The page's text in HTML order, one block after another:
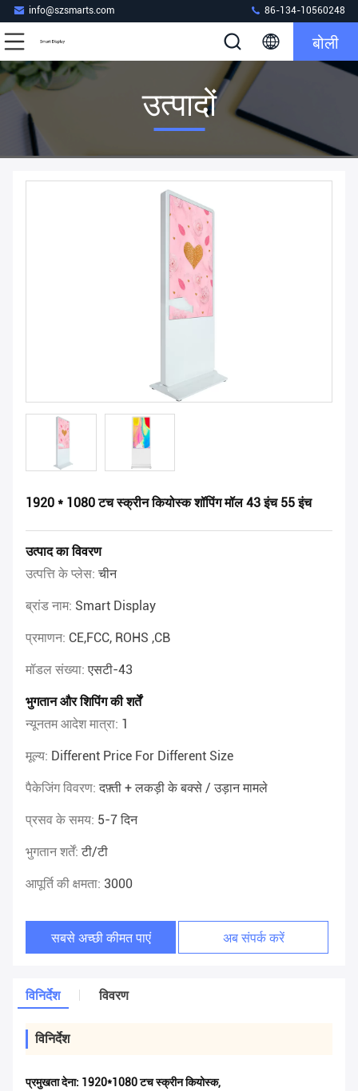
info@szsmarts.com 86-134-10560248
बोली
उत्पादों
1920 * 1080 टच स्क्रीन कियोस्क शॉपिंग मॉल 43 इंच 55 इंच
उत्पाद का विवरण
उत्पत्ति के प्लेस:चीन
ब्रांड नाम: Smart Display
प्रमाणन: CE,FCC, ROHS ,CB
मॉडल संख्या:एसटी-43
भुगतान और शिपिंग की शर्तें
न्यूनतम आदेश मात्रा: 1
मूल्य: Different Price For Different Size
पैकेजिंग विवरण:दफ़्ती + लकड़ी के बक्से / उड़ान मामले
प्रसव के समय: 5-7 दिन
भुगतान शर्तें:टी/टी
आपूर्ति की क्षमता: 3000
सबसे अच्छी कीमत पाएं अब संपर्क करें
विनिर्देश विवरण
विनिर्देश
प्रमुखता देना: 1920*1080 टच स्क्रीन कियोस्क,